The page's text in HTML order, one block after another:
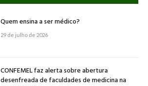
Quem ensina a ser médico?
29 de julho de 2026
CONFEMEL faz alerta sobre abertura
desenfreada de faculdades de medicina na